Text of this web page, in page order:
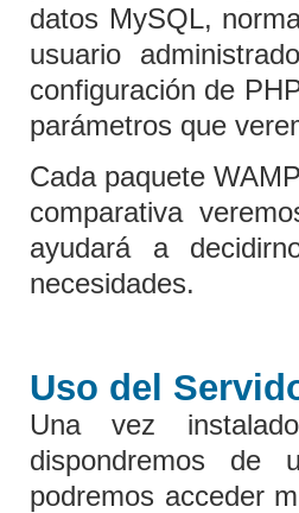
datos MySQL,
usuario
configuración de
parámetros que
Cada paquete
comparativa
ayudará a
necesidades.
Uso del
Una vez
dispondremos de
podremos acceder